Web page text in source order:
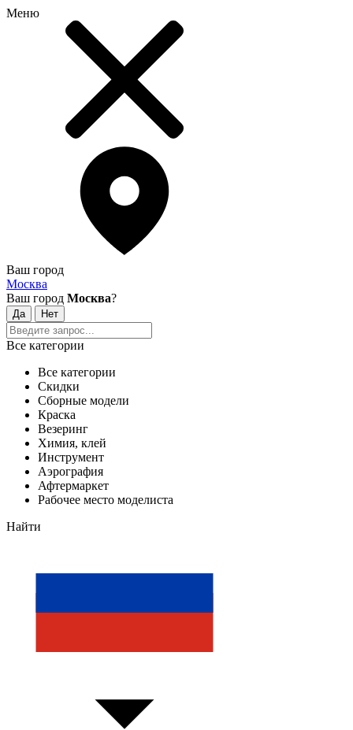
Меню
Ваш город
Москва
Ваш город Москва?
Все категории
Все категории
Скидки
Сборные модели
Краска
Везеринг
Химия, клей
Инструмент
Аэрография
Афтермаркет
Рабочее место моделиста
Найти